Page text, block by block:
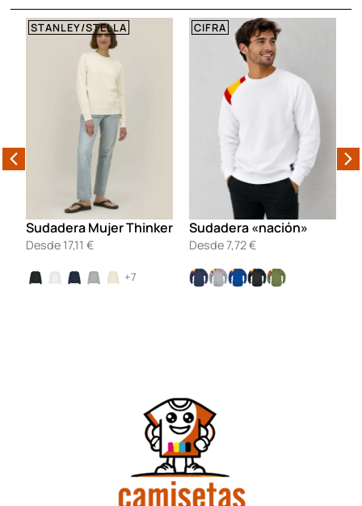
STANLEY/STELLA
Sudadera Mujer Thinker
Desde 17,11 €
+7
CIFRA
Sudadera «nación»
Desde7,72€